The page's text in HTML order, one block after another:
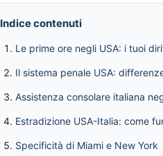
Indice contenuti
Le prime ore negli USA: i tuoi
Il sistema penale USA:
Assistenza consolare italiana
Estradizione USA-Italia: come
Specificità di Miami e New York